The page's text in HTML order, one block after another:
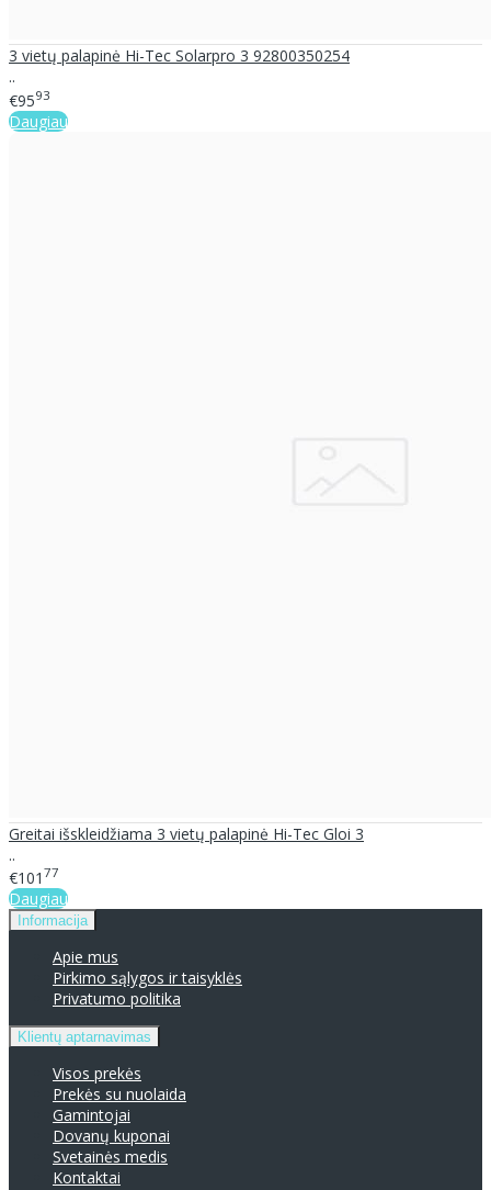
3 vietų palapinė Hi-Tec Solarpro 3 92800350254
..
€9593
Daugiau
Greitai išskleidžiama 3 vietų palapinė Hi-Tec Gloi 3
..
€101 77
Daugiau
Informacija
Apie mus
Pirkimo sąlygos ir taisyklės
Privatumo politika
Klientų aptarnavimas
Visos prekės
Prekės su nuolaida
Gamintojai
Dovanų kuponai
Svetainės medis
Kontaktai